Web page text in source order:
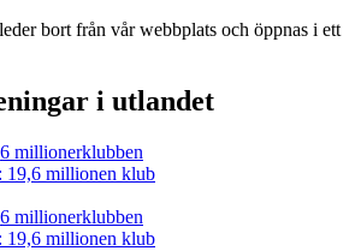
bort från vår webbplats och öppnas i ett
i utlandet
millionerklubben
19,6 millionen klub
millionerklubben
19,6 millionen klub